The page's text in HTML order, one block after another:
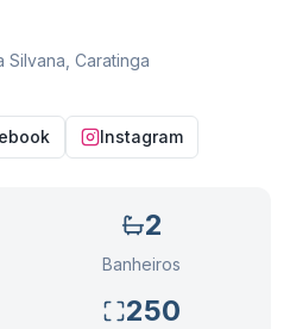
Silvana Caratinga
Instagram
2
Banheiros
250